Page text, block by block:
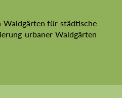
Waldgärten für städtische
urbaner Waldgärten